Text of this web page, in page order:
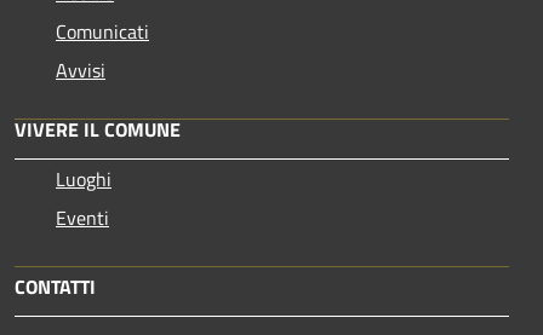
Comunicati
Avvisi
VIVERE IL COMUNE
Luoghi
Eventi
CONTATTI